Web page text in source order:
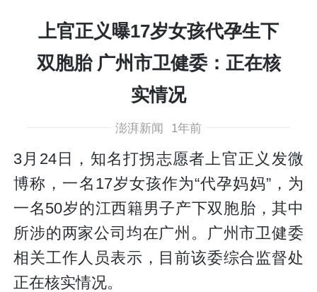
上官正义曝17岁女孩代孕生下
双胞胎 广州市卫健委：正在核
实情况
澎湃新闻 1年前
3月24日，知名打拐志愿者上官正义发微
博称，一名17岁女孩作为“代孕妈妈”，为
一名50岁的江西籍男子产下双胞胎，其中
所涉的两家公司均在广州。广州市卫健委
相关工作人员表示，目前该委综合监督处
正在核实情况。